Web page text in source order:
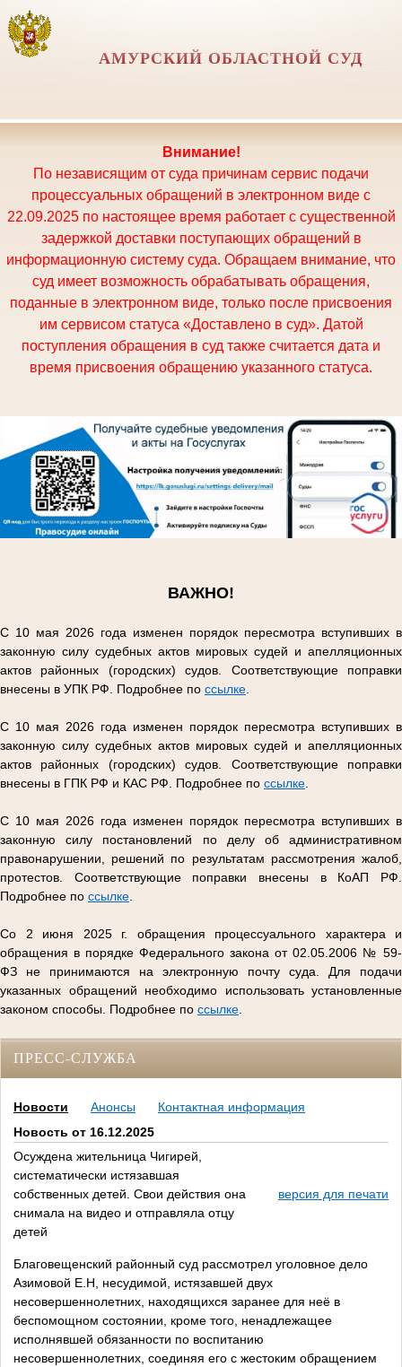
АМУРСКИЙ ОБЛАСТНОЙ СУД
Внимание!
По независящим от суда причинам сервис подачи
процессуальных обращений в электронном виде с
22.09.2025 по настоящее время работает с существенной
задержкой доставки поступающих обращений в
информационную систему суда. Обращаем внимание, что
суд имеет возможность обрабатывать обращения,
поданные в электронном виде, только после присвоения
им сервисом статуса «Доставлено в суд». Датой
поступления обращения в суд также считается дата и
время присвоения обращению указанного статуса.
ВАЖНО!
С 10 мая 2026 года изменен порядок пересмотра вступивших в
законную силу судебных актов мировых судей и апелляционных
актов районных (городских) судов. Соответствующие поправки
внесены в УПК РФ. Подробнее по ссылке
С 10 мая 2026 года изменен порядок пересмотра вступивших в
законную силу судебных актов мировых судей и апелляционных
актов районных (городских) судов. Соответствующие поправки
внесены в ГПК РФ и КАС РФ. Подробнее по ссылке
С 10 мая 2026 года изменен порядок пересмотра вступивших в
законную силу постановлений по делу об административном
правонарушении, решений по результатам рассмотрения жалоб,
протестов. Соответствующие поправки внесены в КоАП РФ.
Подробнее по ссылке
Со 2 июня 2025 г. обращения процессуального характера и
обращения в порядке Федерального закона от 02.05.2006 № 59-
ФЗ не принимаются на электронную почту суда. Для подачи
указанных обращений необходимо использовать установленные
законом способы. Подробнее по ссылке
ПРЕСС-СЛУЖБА
Новости Анонсы
Контактная информация
Новость от 16.12.2025
Осуждена жительница Чигирей,
систематически истязавшая
собственных детей. Свои действия она
снимала на видео и отправляла отцу
детей
версия для печати
Благовещенский районный суд рассмотрел уголовное дело
Азимовой Е.Н, несудимой, истязавшей двух
несовершеннолетних, находящихся заранее для неё в
беспомощном состоянии, кроме того, ненадлежащее
исполнявшей обязанности по воспитанию
несовершеннолетних, соединяя его с жестоким обращением